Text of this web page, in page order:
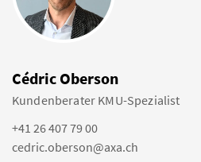
Cédric Oberson
Kundenberater KMU-Spezialist
+41 26 407 79 00
cedric.oberson@axa.ch